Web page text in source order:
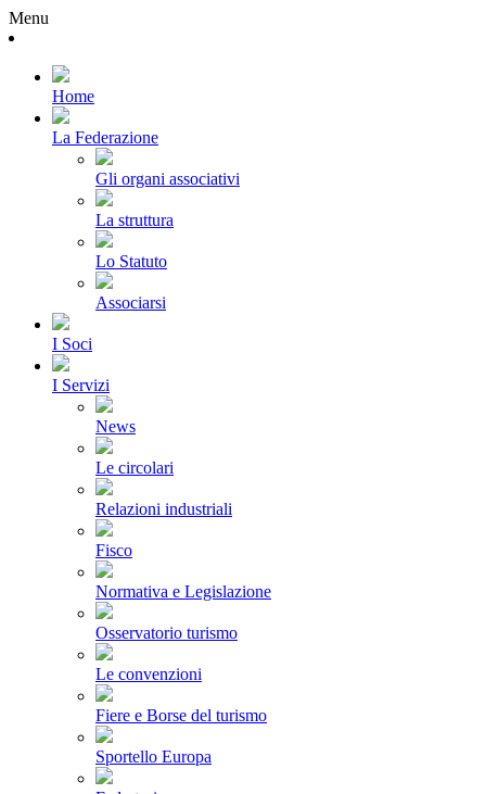
Menu
Home
La Federazione
Gli organi associativi
La struttura
Lo Statuto
Associarsi
I Soci
I Servizi
News
Le circolari
Relazioni industriali
Fisco
Normativa e Legislazione
Osservatorio turismo
Le convenzioni
Fiere e Borse del turismo
Sportello Europa